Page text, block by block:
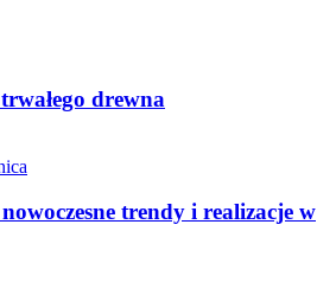
drewna
trendy i realizacje w